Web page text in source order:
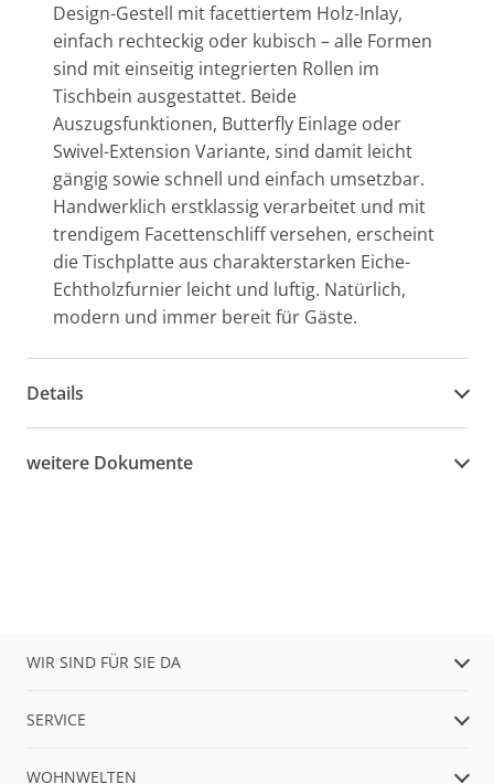
Design-Gestell mit facettiertem Holz-Inlay,
einfach rechteckig oder kubisch – alle Formen
sind mit einseitig integrierten Rollen im
Tischbein ausgestattet. Beide
Auszugsfunktionen, Butterfly Einlage oder
Swivel-Extension Variante, sind damit leicht
gängig sowie schnell und einfach umsetzbar.
Handwerklich erstklassig verarbeitet und mit
trendigem Facettenschliff versehen, erscheint
die Tischplatte aus charakterstarken Eiche-
Echtholzfurnier leicht und luftig. Natürlich,
modern und immer bereit für Gäste.
Details
weitere Dokumente
WIR SIND FÜR SIE DA
SERVICE
WOHNWELTEN